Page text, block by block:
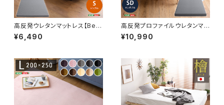
高反発ウレタンマットレス【Bele
za5-ベレーザ・ファイブ-】(シン
グル) ORM-05S
¥6,490
高反発プロファイルウレタンマッ
トレス【Beleza10-ベレーザ・テ
ン-】(セミダブル) ORM-10SD
¥10,990